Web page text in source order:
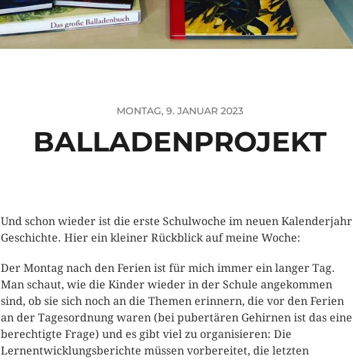
MONTAG, 9. JANUAR 2023
BALLADENPROJEKT
Und schon wieder ist die erste Schulwoche im neuen Kalenderjahr
Geschichte. Hier ein kleiner Rückblick auf meine Woche:
Der Montag nach den Ferien ist für mich immer ein langer Tag.
Man schaut, wie die Kinder wieder in der Schule angekommen
sind, ob sie sich noch an die Themen erinnern, die vor den Ferien
an der Tagesordnung waren (bei pubertären Gehirnen ist das eine
berechtigte Frage) und es gibt viel zu organisieren: Die
Lernentwicklungsberichte müssen vorbereitet, die letzten